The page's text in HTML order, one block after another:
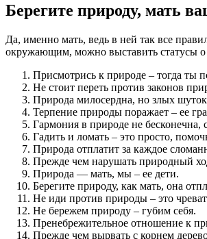
Берегите природу, мать
Да, именно мать, ведь в ней так все
окружающим, можно выставить статусы
Присмотрись к природе – тогда ты
Не стоит переть против законов
Природа милосердна, но злых
Терпение природы поражает – ее
Гармония в природе не бесконечна,
Гадить и ломать – это просто,
Природа отплатит за каждое
Прежде чем нарушать природный
Природа — мать, мы – ее дети.
Берегите природу, как мать, она
Не иди против природы – это
Не бережем природу – губим себя.
Пренебрежительное отношение к
Прежде чем вырвать с корнем